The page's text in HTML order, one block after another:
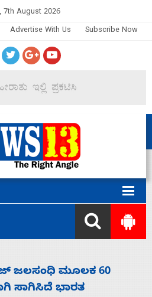
7th August 2026
Advertise With Us Subscribe Now
ಸದನ ನಡೆಸಲು